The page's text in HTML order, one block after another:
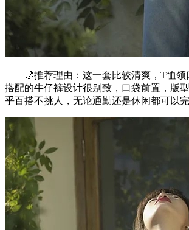
🌙推荐理由：这一套比较清爽，T恤领
搭配的牛仔裤设计很别致，口袋前置，版
乎百搭不挑人，无论通勤还是休闲都可以完